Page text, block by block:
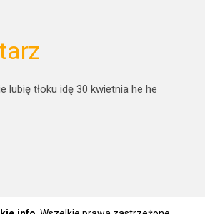
lubię tłoku idę 30 kwietnia he he